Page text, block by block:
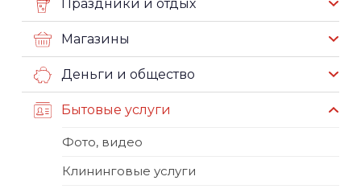
Праздники и отдых
Магазины
Деньги и общество
Бытовые услуги
Фото, видео
Клининговые услуги